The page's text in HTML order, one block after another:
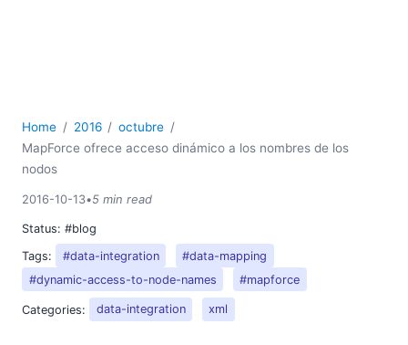
Home 2016
octubre
MapForce ofrece acceso dinámico a los nombres de los
nodos
2016-10-13•5 min read
Status: #blog
Tags:
#data-integration
#data-mapping
#dynamic-access-to-node-names
#mapforce
Categories: data-integration xml